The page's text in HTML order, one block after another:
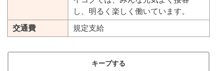
し、明るく楽しく働いています。
交通費 規定支給
キープする